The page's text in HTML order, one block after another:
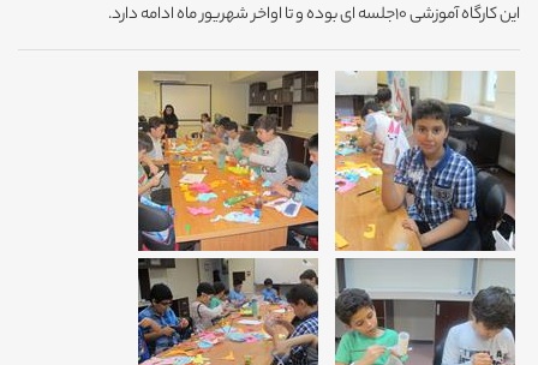
این کارگاه آموزشی 10جلسه ای بوده و تا اواخر شهریور ماه ادامه دارد.